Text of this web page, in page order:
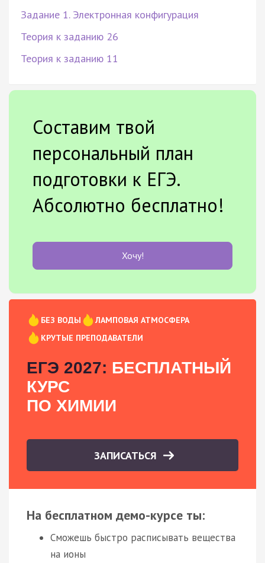
Задание 1. Электронная конфигурация
Теория к заданию 26
Теория к заданию 11
Составим твой
персональный план
подготовки к ЕГЭ.
Абсолютно бесплатно!
Хочу!
БЕЗ ВОДЫ
ЛАМПОВАЯ АТМОСФЕРА
КРУТЫЕ ПРЕПОДАВАТЕЛИ
ЕГЭ 2027: БЕСПЛАТНЫЙ
КУРС
ПО ХИМИИ
ЗАПИСАТЬСЯ
На бесплатном демо-курсе ты:
Сможешь быстро расписывать вещества
на ионы